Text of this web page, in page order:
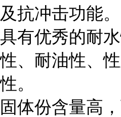
及抗冲击功能。
具有优秀的耐
性、耐油性、
性。
固体份含量高